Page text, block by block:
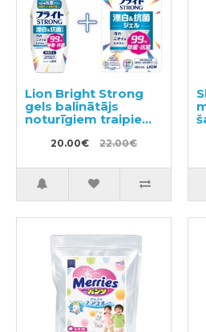
Lion Bright Strong
gels balinātājs
noturīgiem traipiem
ar antibakteriālu
efektu 510ml +
20.00€ 22.00€